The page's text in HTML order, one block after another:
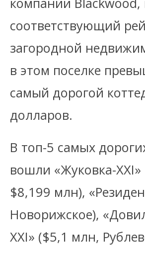
соответствующий
загородной
в этом поселке
самый дорогой
долларов.
В топ-5 самых
вошли «Жуковка-ХХI»
$8,199 млн),
Новорижское),
XXI» ($5,1 млн,